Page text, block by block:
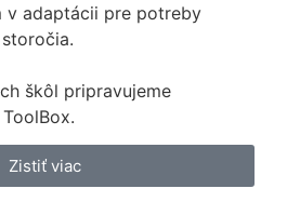
v adaptácii pre potreby
škôl pripravujeme
Zistiť viac